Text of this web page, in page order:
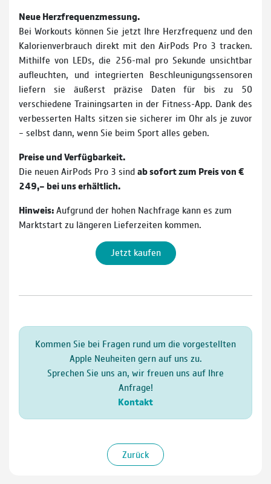
Neue Herzfrequenzmessung.
Bei Workouts können Sie jetzt Ihre Herzfrequenz und den
Kalorienverbrauch direkt mit den AirPods Pro 3 tracken.
Mithilfe von LEDs, die 256-mal pro Sekunde unsichtbar
aufleuchten, und integrierten Beschleunigungssensoren
liefern sie äußerst präzise Daten für bis zu 50
verschiedene Trainingsarten in der Fitness-App. Dank des
verbesserten Halts sitzen sie sicherer im Ohr als je zuvor
– selbst dann, wenn Sie beim Sport alles geben.
Preise und Verfügbarkeit.
Die neuen AirPods Pro 3 sindab sofort zum Preis von €
249,– bei uns erhältlich.
Hinweis:Aufgrund der hohen Nachfrage kann es zum
Marktstart zu längeren Lieferzeiten kommen.
Jetzt kaufen
Kommen Sie bei Fragen rund um die vorgestellten
Apple Neuheiten gern auf uns zu.
Sprechen Sie uns an, wir freuen uns auf Ihre
Anfrage!
Kontakt
Zurück